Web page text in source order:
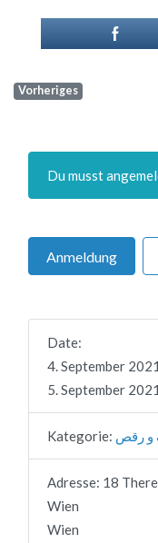
Vorheriges
Du musst
Anmeldung
Date:
4. September
5. September
Kategorie: و رقص
Adresse: 18
Wien
Wien